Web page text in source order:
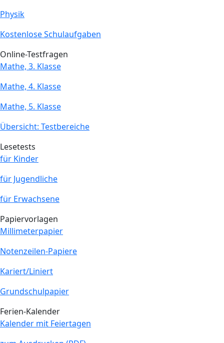
Physik
Kostenlose Schulaufgaben
Online-Testfragen
Mathe, 3. Klasse
Mathe, 4. Klasse
Mathe, 5. Klasse
Übersicht: Testbereiche
Lesetests
für Kinder
für Jugendliche
für Erwachsene
Papiervorlagen
Millimeterpapier
Notenzeilen-Papiere
Kariert/Liniert
Grundschulpapier
Ferien-Kalender
Kalender mit Feiertagen